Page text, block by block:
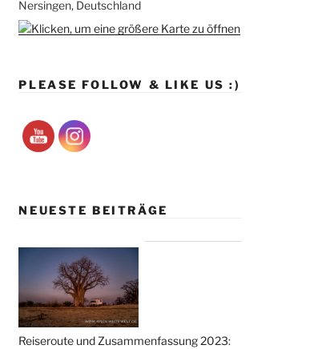
Nersingen, Deutschland
PLEASE FOLLOW & LIKE US :)
NEUESTE BEITRÄGE
Reiseroute und Zusammenfassung 2023: